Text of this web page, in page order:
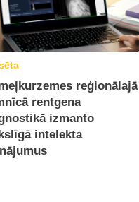
reģionālajā
rentgena
izmanto
intelekta